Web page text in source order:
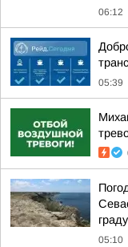
06:12
05:39
05:10